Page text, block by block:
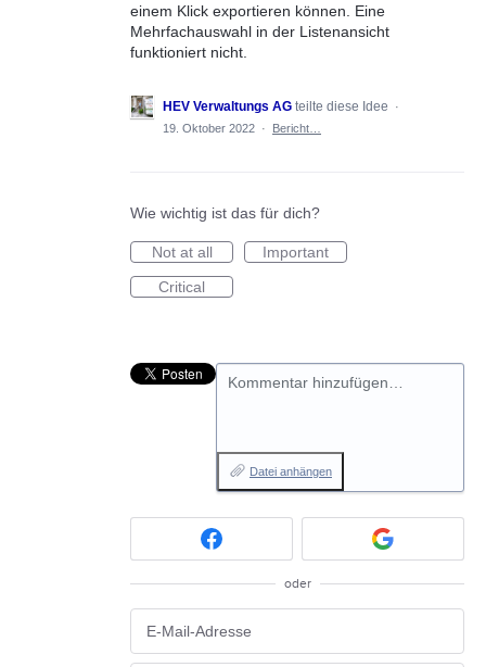
einem Klick exportieren können. Eine
Mehrfachauswahl in der Listenansicht
funktioniert nicht.
HEV Verwaltungs AG teilte diese Idee
·
19. Oktober 2022 · Bericht…
Wie wichtig ist das für dich?
Not at all
Important
Critical
Kommentar hinzufügen…
Datei anhängen
oder